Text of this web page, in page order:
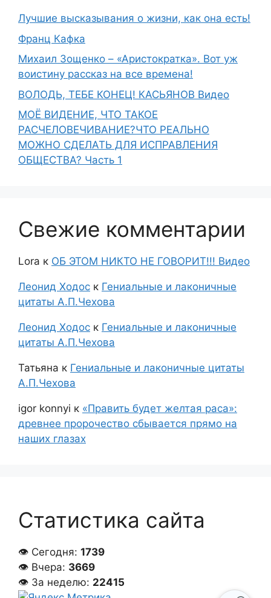
Лучшие высказывания о жизни, как она есть!
Франц Кафка
Михаил Зощенко – «Аристократка». Вот уж
воистину рассказ на все времена!
ВОЛОДЬ, ТЕБЕ КОНЕЦ! КАСЬЯНОВ Видео
МОЁ ВИДЕНИЕ, ЧТО ТАКОЕ
РАСЧЕЛОВЕЧИВАНИЕ?ЧТО РЕАЛЬНО
МОЖНО СДЕЛАТЬ ДЛЯ ИСПРАВЛЕНИЯ
ОБЩЕСТВА? Часть 1
Свежие комментарии
Lora к ОБ ЭТОМ НИКТО НЕ ГОВОРИТ!!! Видео
Леонид Ходос к Гениальные и лаконичные
цитаты А.П.Чехова
Леонид Ходос к Гениальные и лаконичные
цитаты А.П.Чехова
Татьяна к Гениальные и лаконичные цитаты
А.П.Чехова
igor konnyi к «Править будет желтая раса»:
древнее пророчество сбывается прямо на
наших глазах
Статистика сайта
👁 Сегодня: 1739
👁 Вчера: 3669
👁 За неделю: 22415